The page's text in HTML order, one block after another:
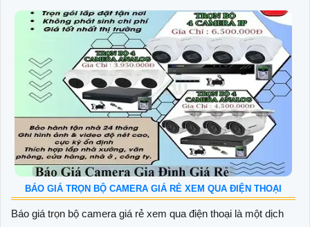
BÁO GIÁ TRỌN BỘ CAMERA GIÁ RẺ XEM QUA ĐIỆN THOẠI
Báo giá trọn bộ camera giá rẻ xem qua điện thoại là một dịch